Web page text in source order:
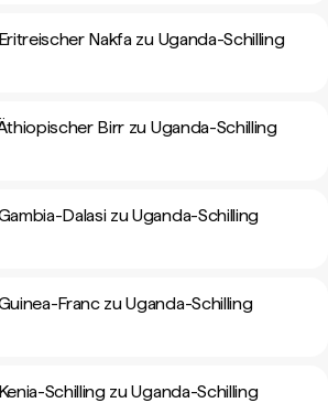
Nakfa zu Uganda-Schilling
Birr zu Uganda-Schilling
Dalasi zu Uganda-Schilling
Franc zu Uganda-Schilling
Schilling zu Uganda-Schilling